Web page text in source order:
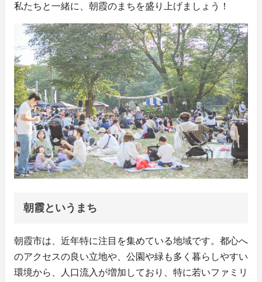
私たちと一緒に、朝霞のまちを盛り上げましょう！
朝霞というまち
朝霞市は、近年特に注目を集めている地域です。都心へ
のアクセスの良い立地や、公園や緑も多く暮らしやすい
環境から、人口流入が増加しており、特に若いファミリ